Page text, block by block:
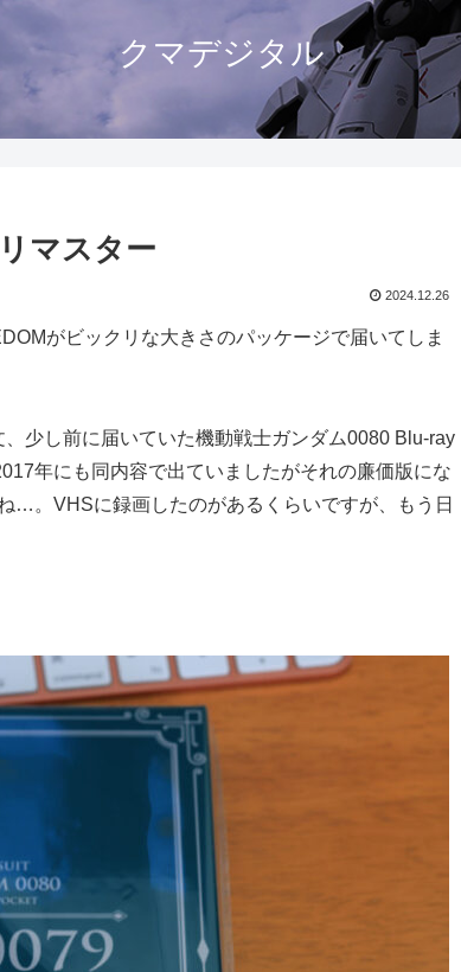
クマデジタル
マスター
2024.12.26
がビックリな大きさのパッケージで届いてしま
少し前に届いていた機動戦士ガンダム0080 Blu-ray
年にも同内容で出ていましたがそれの廉価版にな
…。VHSに録画したのがあるくらいですが、もう日